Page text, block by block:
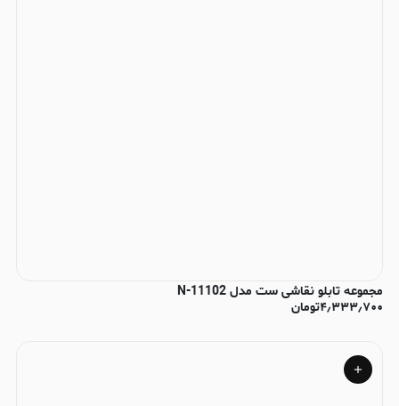
مجموعه تابلو نقاشی ست مدل N-11102
۴٫۳۳۳٫۷۰۰تومان